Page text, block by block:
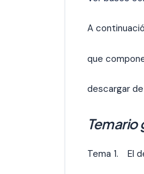
A
que
descargar
Temario
Tema 1. El